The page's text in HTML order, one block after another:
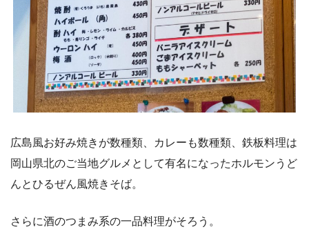
広島風お好み焼きが数種類、カレーも数種類、鉄板料理は
岡山県北のご当地グルメとして有名になったホルモンうど
んとひるぜん風焼きそば。
さらに酒のつまみ系の一品料理がそろう。